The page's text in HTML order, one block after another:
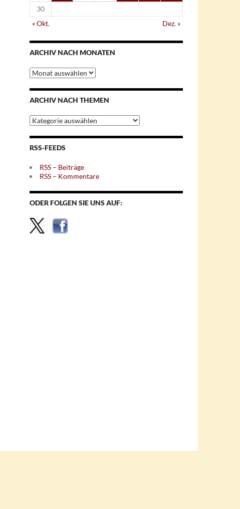
30
« Okt.
Dez. »
ARCHIV NACH MONATEN
Archiv
nach
Monaten
ARCHIV NACH THEMEN
Archiv
nach
Themen
RSS-FEEDS
RSS – Beiträge
RSS – Kommentare
ODER FOLGEN SIE UNS AUF: